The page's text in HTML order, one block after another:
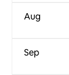
Aug
Sep